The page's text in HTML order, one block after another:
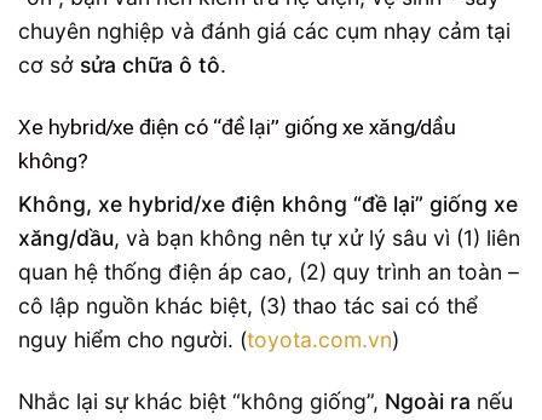
chuyên nghiệp và đánh giá các cụm nhạy cảm tại
cơ sở sửa chữa ô tô.
Xe hybrid/xe điện có “đề lại” giống xe xăng/dầu
không?
Không, xe hybrid/xe điện không “đề lại” giống xe
xăng/dầu, và bạn không nên tự xử lý sâu vì (1) liên
quan hệ thống điện áp cao, (2) quy trình an toàn –
cô lập nguồn khác biệt, (3) thao tác sai có thể
nguy hiểm cho người. (toyota.com.vn)
Nhắc lại sự khác biệt “không giống”, Ngoài ra nếu